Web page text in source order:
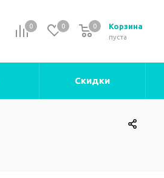
0 0 Корзина
0
пуста
0
Скидки